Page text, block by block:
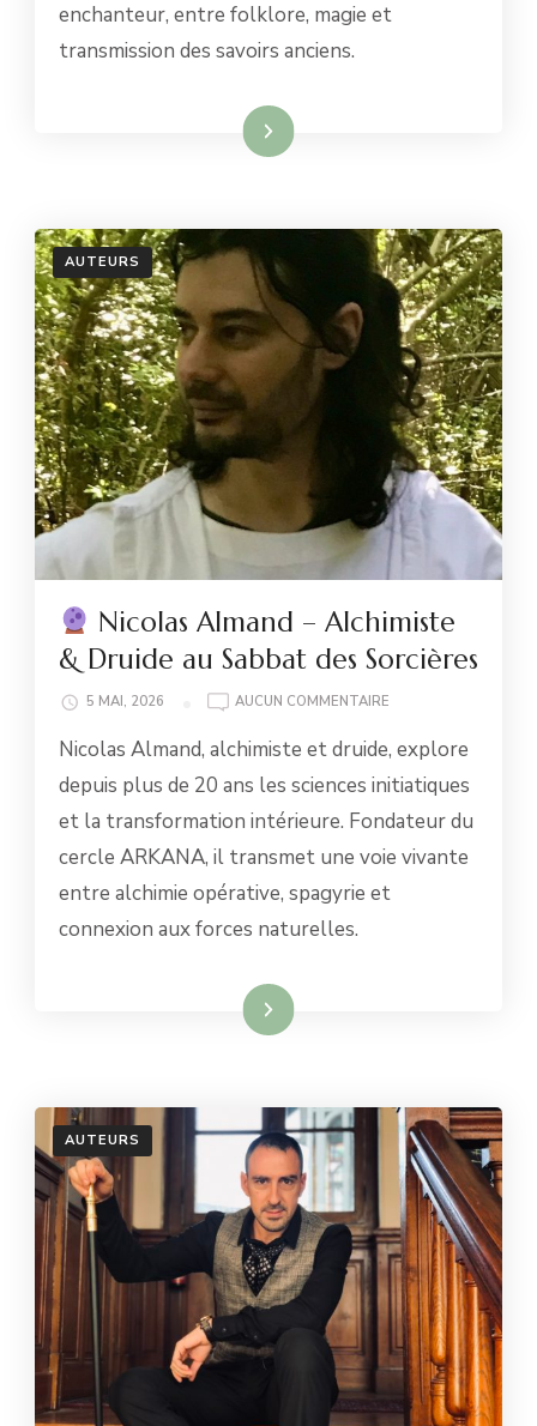
enchanteur, entre folklore, magie et
transmission des savoirs anciens.
Lire la suite
AUTEURS
Nicolas Almand – Alchimiste
& Druide au Sabbat des Sorcières
5 MAI, 2026
AUCUN COMMENTAIRE
ALMAND
–
ALCHIMISTE
&
DRUIDE
AU
SABBAT
Nicolas Almand, alchimiste et druide, explore
depuis plus de 20 ans les sciences initiatiques
et la transformation intérieure. Fondateur du
cercle ARKANA, il transmet une voie vivante
entre alchimie opérative, spagyrie et
connexion aux forces naturelles.
Lire la suite
AUTEURS